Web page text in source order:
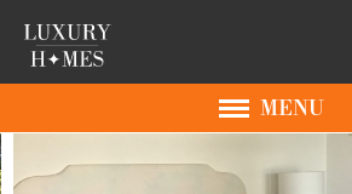
MENU